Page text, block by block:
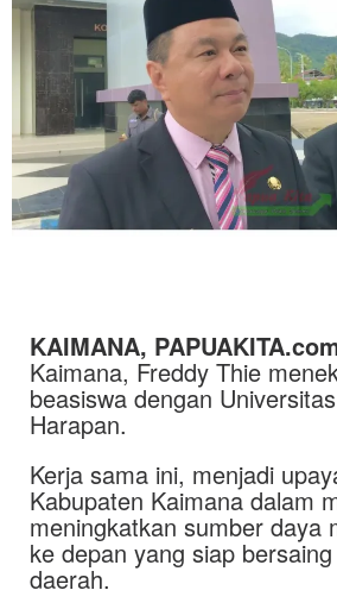
KAIMANA,
Kaimana, Freddy Thie
beasiswa dengan
Harapan.
Kerja sama ini, menjadi
Kabupaten Kaimana dalam
meningkatkan sumber daya
ke depan yang siap
daerah.